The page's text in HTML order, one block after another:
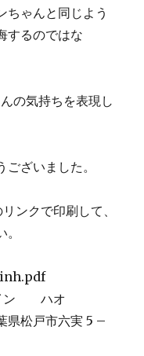
ちゃんと同じよう
するのではな
の気持ちを表現し
ざいました。
ンクで印刷して、
ン ハオ
県松戸市六実 5 –